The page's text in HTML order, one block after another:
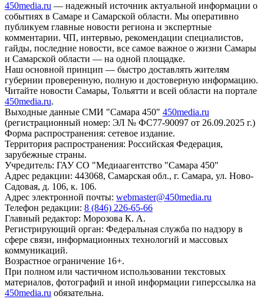
450media.ru — надежный источник актуальной информации о
событиях в Самаре и Самарской области. Мы оперативно
публикуем главные новости региона и экспертные
комментарии. ЧП, интервью, рекомендации специалистов,
гайды, последние новости, все самое важное о жизни Самары
и Самарской области — на одной площадке.
Наш основной принцип — быстро доставлять жителям
губернии проверенную, полную и достоверную информацию.
Читайте новости Самары, Тольятти и всей области на портале
450media.ru.
Выходные данные СМИ "Самара 450" 450media.ru
(регистрационный номер: ЭЛ № ФС77-90097 от 26.09.2025 г.)
Форма распространения: сетевое издание.
Территория распространения: Российская Федерация,
зарубежные страны.
Учредитель: ГАУ СО "Медиаагентство "Самара 450"
Адрес редакции: 443068, Самарская обл., г. Самара, ул. Ново-
Садовая, д. 106, к. 106.
Адрес электронной почты: webmaster@450media.ru
Телефон редакции: 8 (846) 226-65-66
Главный редактор: Морозова К. А.
Регистрирующий орган: Федеральная служба по надзору в
сфере связи, информационных технологий и массовых
коммуникаций.
Возрастное ограничение 16+.
При полном или частичном использовании текстовых
материалов, фотографий и иной информации гиперссылка на
450media.ru обязательна.